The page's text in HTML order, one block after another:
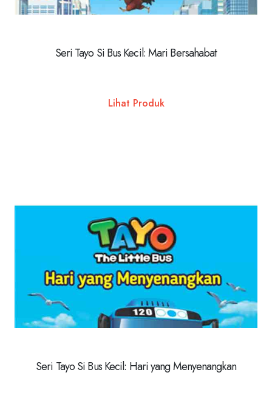
Seri Tayo Si Bus Kecil: Mari Bersahabat
Lihat Produk
Seri Tayo Si Bus Kecil: Hari yang Menyenangkan